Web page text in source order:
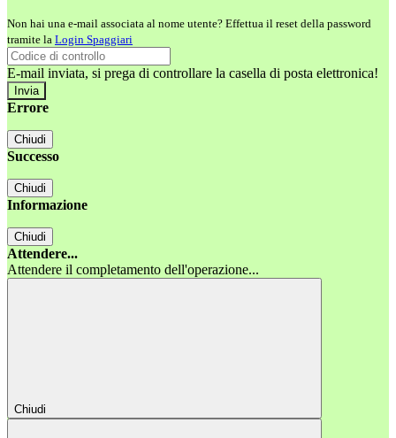
Non hai una e-mail associata al nome utente? Effettua il reset della password
tramite la Login Spaggiari
E-mail inviata, si prega di controllare la casella di posta elettronica!
Errore
Chiudi
Successo
Chiudi
Informazione
Chiudi
Attendere...
Attendere il completamento dell'operazione...
Chiudi